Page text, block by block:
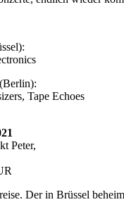
Tape Echoes
Peter,
Der in Brüssel